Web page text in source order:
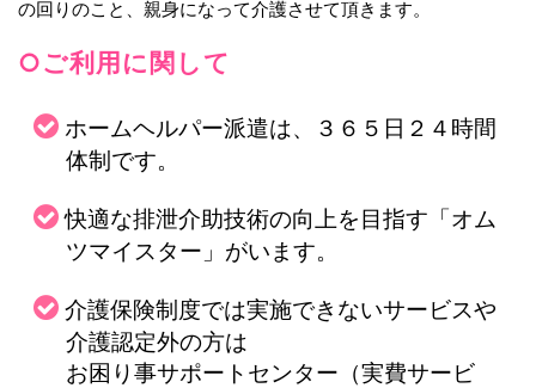
の回りのこと、親身になって介護させて頂きます。
○ご利用に関して
ホームヘルパー派遣は、３６５日２４時間
体制です。
快適な排泄介助技術の向上を目指す「オム
ツマイスター」がいます。
介護保険制度では実施できないサービスや
介護認定外の方は
お困り事サポートセンター（実費サービ